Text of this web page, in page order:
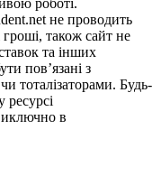
не проводить
гроші, також сайт не
та інших
пов’язані з
тоталізаторами. Будь-
ресурсі
в